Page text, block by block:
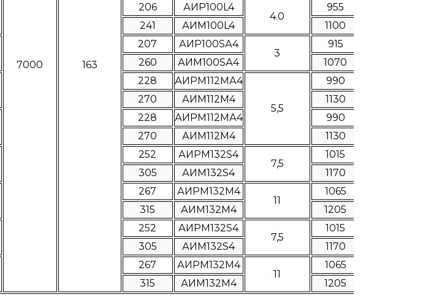
7000 163
206 АИР100L4
4.0
955
241
АИМ100L4
1100
207 АИР100SА4
3
915
260
АИМ100SА4
1070
228 АИРМ112МА4
5,5
990
270
АИМ112М4
1130
228 АИРМ112МА4
990
270
АИМ112М4
1130
252 АИРМ132S4
7,5
1015
305
АИМ132S4
1170
267 АИРМ132М4
11
1065
315
АИМ132М4
1205
252 АИРМ132S4
7,5
1015
305
АИМ132S4
1170
267 АИРМ132М4
11
1065
315
АИМ132М4 1205